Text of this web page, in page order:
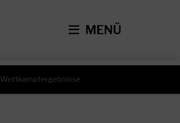
MENÜ
Wettkampfergebnisse